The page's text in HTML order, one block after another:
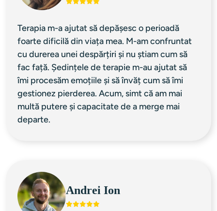
Terapia m-a ajutat să depășesc o perioadă
foarte dificilă din viața mea. M-am confruntat
cu durerea unei despărțiri și nu știam cum să
fac față. Ședințele de terapie m-au ajutat să
îmi procesăm emoțiile și să învăț cum să îmi
gestionez pierderea. Acum, simt că am mai
multă putere și capacitate de a merge mai
departe.
Andrei Ion